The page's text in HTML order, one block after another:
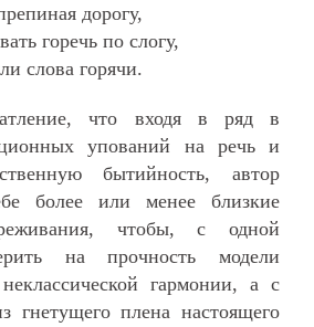
дорогу,
горечь по слогу,
слова горячи.
что входя в ряд в
упований на речь и
бытийность, автор
более или менее близкие
чтобы, с одной
на прочность модели
гармонии, а с
гнетущего плена настоящего